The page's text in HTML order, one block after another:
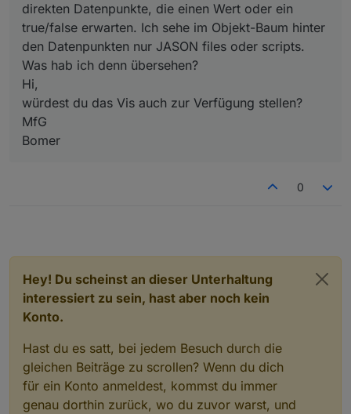
Projekt und bedanke mich bei euch allen für die
direkten Datenpunkte, die einen Wert oder ein
true/false erwarten. Ich sehe im Objekt-Baum hinter
den Datenpunkten nur JASON files oder scripts.
Was hab ich denn übersehen?
Hi,
würdest du das Vis auch zur Verfügung stellen?
MfG
Bomer
0
Hey! Du scheinst an dieser Unterhaltung
interessiert zu sein, hast aber noch kein
Konto.
Hast du es satt, bei jedem Besuch durch die
gleichen Beiträge zu scrollen? Wenn du dich
für ein Konto anmeldest, kommst du immer
genau dorthin zurück, wo du zuvor warst, und